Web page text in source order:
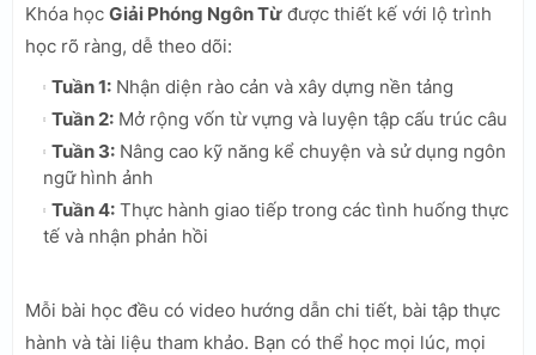
Khóa học Giải Phóng Ngôn Từ được thiết kế với lộ trình
học rõ ràng, dễ theo dõi:
Tuần 1: Nhận diện rào cản và xây dựng nền tảng
Tuần 2: Mở rộng vốn từ vựng và luyện tập cấu trúc câu
Tuần 3: Nâng cao kỹ năng kể chuyện và sử dụng ngôn
ngữ hình ảnh
Tuần 4: Thực hành giao tiếp trong các tình huống thực
tế và nhận phản hồi
Mỗi bài học đều có video hướng dẫn chi tiết, bài tập thực
hành và tài liệu tham khảo. Bạn có thể học mọi lúc, mọi